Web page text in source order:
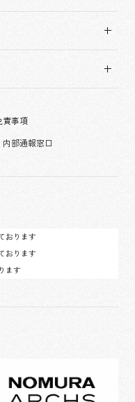
責事項
内部通報窓口
おります
おります
ます